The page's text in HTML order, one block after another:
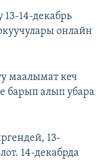
14-декабрь
онлайн
маалымат кеч
барып алып убара
13-
14-декабрда